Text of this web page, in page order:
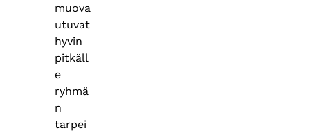
muova
utuvat
hyvin
pitkäll
e
ryhmä
n
tarpei